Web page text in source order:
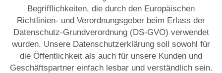
Begrifflichkeiten, die durch den Europäischen
Richtlinien- und Verordnungsgeber beim Erlass der
Datenschutz-Grundverordnung (DS-GVO) verwendet
wurden. Unsere Datenschutzerklärung soll sowohl für
die Öffentlichkeit als auch für unsere Kunden und
Geschäftspartner einfach lesbar und verständlich sein.